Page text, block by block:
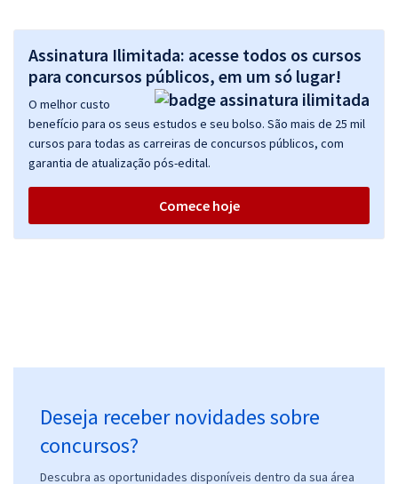
Assinatura Ilimitada: acesse todos os cursos
para concursos públicos, em um só lugar!
O melhor custo
benefício para os seus estudos e seu bolso. São mais de 25 mil
cursos para todas as carreiras de concursos públicos, com
garantia de atualização pós-edital.
Comece hoje
Deseja receber novidades sobre
concursos?
Descubra as oportunidades disponíveis dentro da sua área